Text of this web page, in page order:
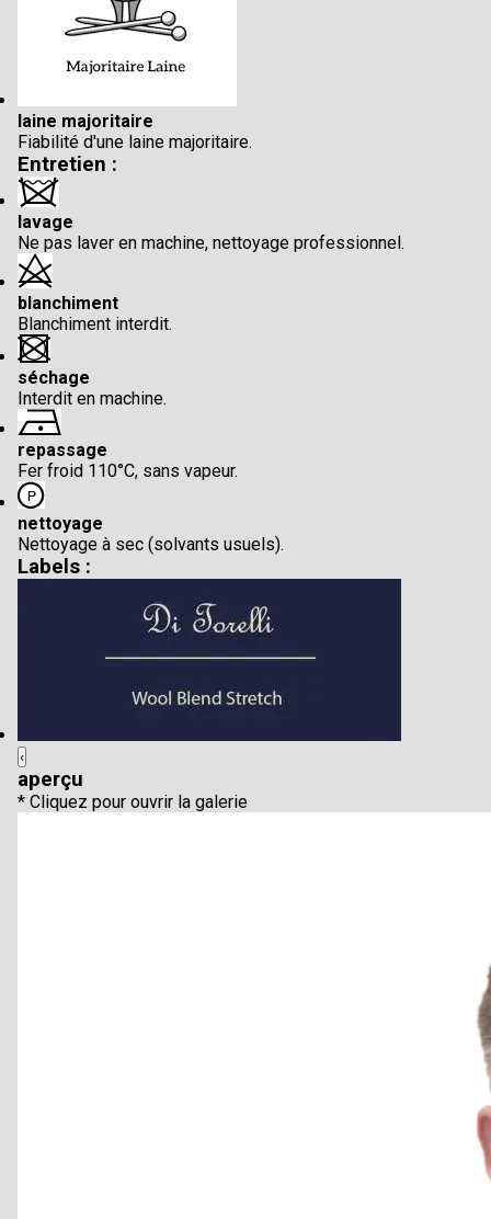
laine majoritaire
Fiabilité d'une laine majoritaire.
Entretien :
lavage
Ne pas laver en machine, nettoyage professionnel.
blanchiment
Blanchiment interdit.
séchage
Interdit en machine.
repassage
Fer froid 110°C, sans vapeur.
nettoyage
Nettoyage à sec (solvants usuels).
Labels :
‹
aperçu
* Cliquez pour ouvrir la galerie